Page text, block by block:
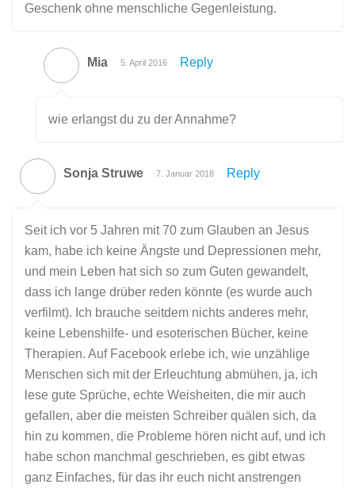
Geschenk ohne menschliche Gegenleistung.
Mia 5. April 2016 Reply
wie erlangst du zu der Annahme?
Sonja Struwe 7. Januar 2018 Reply
Seit ich vor 5 Jahren mit 70 zum Glauben an Jesus
kam, habe ich keine Ängste und Depressionen mehr,
und mein Leben hat sich so zum Guten gewandelt,
dass ich lange drüber reden könnte (es wurde auch
verfilmt). Ich brauche seitdem nichts anderes mehr,
keine Lebenshilfe- und esoterischen Bücher, keine
Therapien. Auf Facebook erlebe ich, wie unzählige
Menschen sich mit der Erleuchtung abmühen, ja, ich
lese gute Sprüche, echte Weisheiten, die mir auch
gefallen, aber die meisten Schreiber quälen sich, da
hin zu kommen, die Probleme hören nicht auf, und ich
habe schon manchmal geschrieben, es gibt etwas
ganz Einfaches, für das ihr euch nicht anstrengen